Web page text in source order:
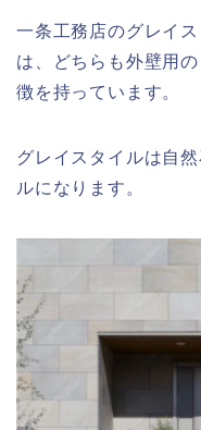
一条工務店のグレイ
は、どちらも外壁用
徴を持っています。
グレイスタイルは自
ルになります。